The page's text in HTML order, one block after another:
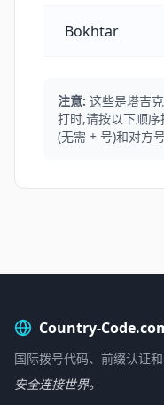
Bokhtar
注意: 这些是塔吉
打时,请按以下顺
(无需 + 号)和对方号
Country-
国际拨号代码、前缀认证
安全连接世界。